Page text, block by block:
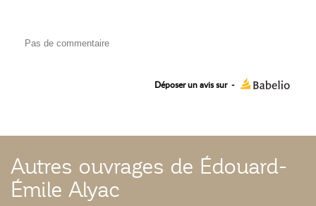
Pas de commentaire
Déposer un avis sur -
Autres ouvrages de Édouard-
Émile Alyac